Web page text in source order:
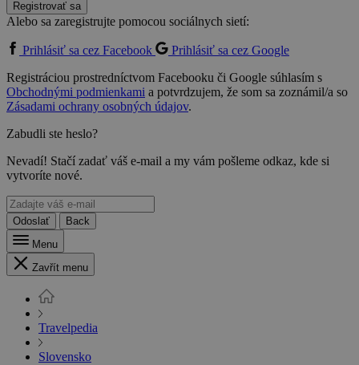
Registrovať sa
Alebo sa zaregistrujte pomocou sociálnych sietí:
Prihlásiť sa cez Facebook
Prihlásiť sa cez Google
Registráciou prostredníctvom Facebooku či Google súhlasím s
Obchodnými podmienkami a potvrdzujem, že som sa zoznámil/a so
Zásadami ochrany osobných údajov.
Zabudli ste heslo?
Nevadí! Stačí zadať váš e-mail a my vám pošleme odkaz, kde si
vytvoríte nové.
Odoslať
Back
Menu
Zavřít menu
Travelpedia
Slovensko